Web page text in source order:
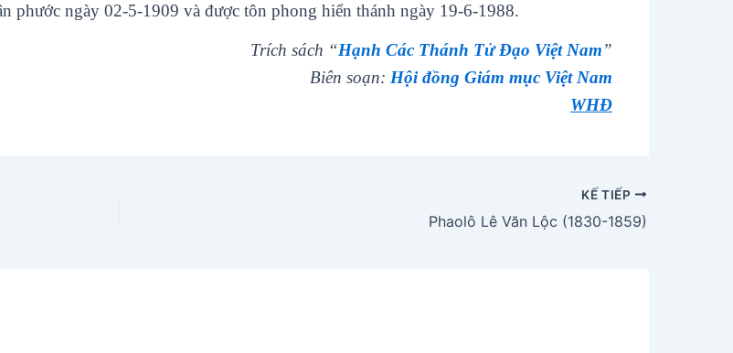
phước ngày 02-5-1909 và được tôn phong hiển thánh ngày 19-6-1988.
Trích sách “Hạnh Các Thánh Tử Đạo Việt Nam”
Biên soạn: Hội đồng Giám mục Việt Nam
WHĐ
KẾ TIẾP
Phaolô Lê Văn Lộc (1830-1859)